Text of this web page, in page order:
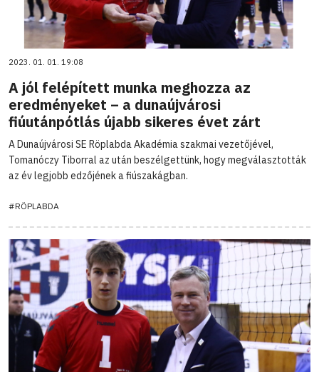
2023. 01. 01. 19:08
A jól felépített munka meghozza az
eredményeket – a dunaújvárosi
fiúutánpótlás újabb sikeres évet zárt
A Dunaújvárosi SE Röplabda Akadémia szakmai vezetőjével,
Tomanóczy Tiborral az után beszélgettünk, hogy megválasztották
az év legjobb edzőjének a fiúszakágban.
#RÖPLABDA